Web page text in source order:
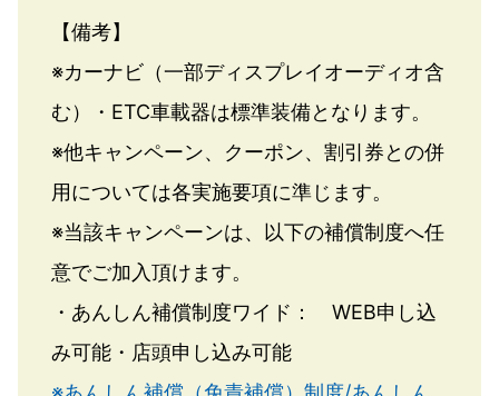
【備考】
※カーナビ（一部ディスプレイオーディオ含
む）・ETC車載器は標準装備となります。
※他キャンペーン、クーポン、割引券との併
用については各実施要項に準じます。
※当該キャンペーンは、以下の補償制度へ任
意でご加入頂けます。
・あんしん補償制度ワイド： WEB申し込
み可能・店頭申し込み可能